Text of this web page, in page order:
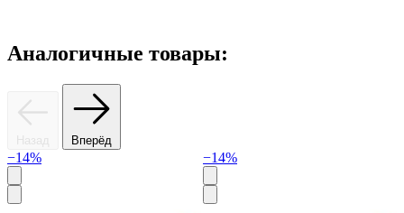
Аналогичные товары:
Назад Вперёд
−14% −14%